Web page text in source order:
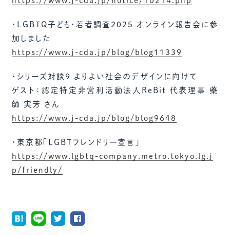
・LGBTQ子ども・若者調査2025 オンライン報告会に参
加しました
https://www.j-cda.jp/blog/blog11339
・シリーズ対談９ よりよい社会のデザインに向けて
ゲスト：認定特定非営利活動法人ReBit 代表理事 藥
師 実芳 さん
https://www.j-cda.jp/blog/blog9648
・東京都「LGBTフレンドリー宣言」
https://www.lgbtq-company.metro.tokyo.lg.j
p/friendly/